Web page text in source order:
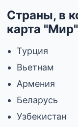
Страны, в
карта "Мир"
Турция
Вьетнам
Армения
Беларусь
Узбекистан